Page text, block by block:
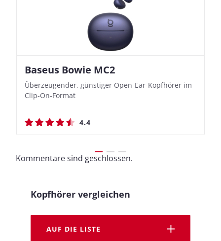
Baseus Bowie MC2
Überzeugender, günstiger Open-Ear-Kopfhörer im
Clip-On-Format
4.4
Nothing Ear (3a)
Bassbetonte True Wireless In-Ears mit cleveren
Aufnahmefunktionen
4.4
JBL Live 780NC
Stylischer Over-Ear mit sattem Klang und
beeindruckender Ausdauer
4.5
JBL Live 780NC
Stylischer Over-Ear mit sattem Klang und
beeindruckender Ausdauer
4.5
Kommentare sind geschlossen.
Kopfhörer vergleichen
AUF DIE LISTE